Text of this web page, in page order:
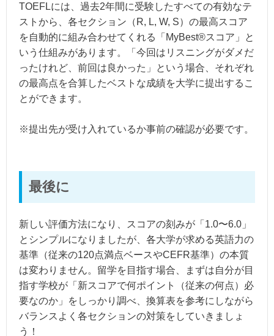
TOEFLには、過去2年間に受験したすべての有効なテ
ストから、各セクション（R, L, W, S）の最高スコア
を自動的に組み合わせてくれる「MyBest®スコア」と
いう仕組みがあります。「今回はリスニングがダメだ
ったけれど、前回は良かった」という場合、それぞれ
の最高点を合算したベストな成績を大学に提出するこ
とができます。
※提出先が受け入れているか事前の確認が必要です。
最後に
新しい評価方法になり、スコアの刻みが「1.0〜6.0」
とシンプルになりましたが、各大学が求める英語力の
基準（従来の120点満点ベースやCEFR基準）の本質
は変わりません。留学を目指す場合、まずは自分が目
指す学校が「新スコアで何ポイント（従来の何点）必
要なのか」をしっかり調べ、換算表を参考にしながら
バランスよく各セクションの対策をしていきましょ
う！